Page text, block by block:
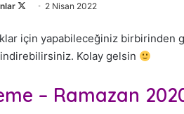
l
l
w
2 Nisan 2022
için yapabileceğiniz
Kolay gelsin
– Ramazan